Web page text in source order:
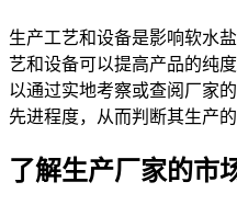
生产工艺和设备是影响软水
艺和设备可以提高产品的纯
以通过实地考察或查阅厂家
先进程度，从而判断其生产
了解生产厂家的市